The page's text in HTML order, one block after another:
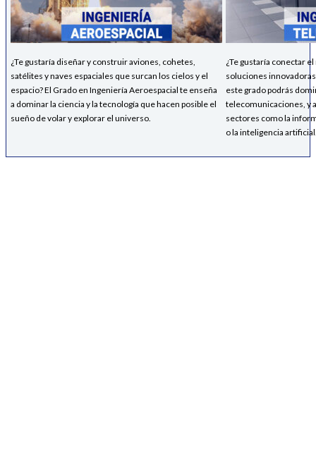
¿Te gustaría diseñar y construir aviones, cohetes,
satélites y naves espaciales que surcan los cielos y el
espacio? El Grado en Ingeniería Aeroespacial te enseña
a dominar la ciencia y la tecnología que hacen posible el
sueño de volar y explorar el universo.
¿Te gustaría conectar
soluciones
este grado podrás
telecomunicaciones, y
sectores como la
o la inteligencia